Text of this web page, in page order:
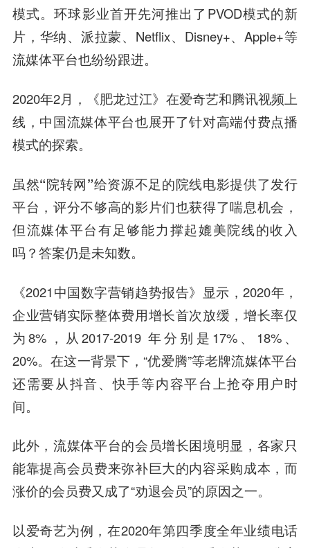
模式。环球影业首开先河推出了PVOD模式的新
片，华纳、派拉蒙、Netflix、Disney+、Apple+等
流媒体平台也纷纷跟进。
2020年2月，《肥龙过江》在爱奇艺和腾讯视频上
线，中国流媒体平台也展开了针对高端付费点播
模式的探索。
虽然“院转网”给资源不足的院线电影提供了发行
平台，评分不够高的影片们也获得了喘息机会，
但流媒体平台有足够能力撑起媲美院线的收入
吗？答案仍是未知数。
《2021中国数字营销趋势报告》显示，2020年，
企业营销实际整体费用增长首次放缓，增长率仅
为8%，从2017-2019 年分别是17%、18%、
20%。在这一背景下，“优爱腾”等老牌流媒体平台
还需要从抖音、快手等内容平台上抢夺用户时
间。
此外，流媒体平台的会员增长困境明显，各家只
能靠提高会员费来弥补巨大的内容采购成本，而
涨价的会员费又成了“劝退会员”的原因之一。
以爱奇艺为例，在2020年第四季度全年业绩电话